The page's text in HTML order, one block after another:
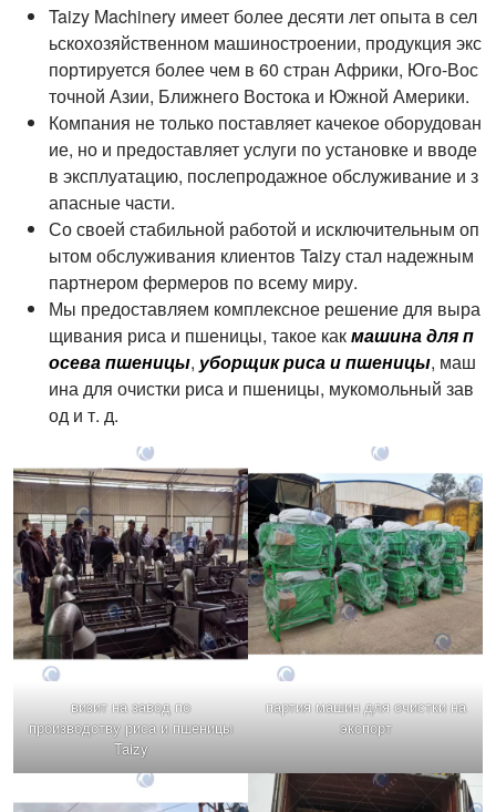
Taizy Machinery имеет более десяти лет опыта в сел
ьскохозяйственном машиностроении, продукция экс
портируется более чем в 60 стран Африки, Юго-Вос
точной Азии, Ближнего Востока и Южной Америки.
Компания не только поставляет качекое оборудован
ие, но и предоставляет услуги по установке и вводе
в эксплуатацию, послепродажное обслуживание и з
апасные части.
Со своей стабильной работой и исключительным оп
ытом обслуживания клиентов Taizy стал надежным
партнером фермеров по всему миру.
Мы предоставляем комплексное решение для выра
щивания риса и пшеницы, такое какмашина для п
осева пшеницы, уборщик риса и пшеницы, маш
ина для очистки риса и пшеницы, мукомольный зав
од и т. д.
визит на завод по
производству риса и пшеницы
Taizy
партия машин для очистки на
экспорт